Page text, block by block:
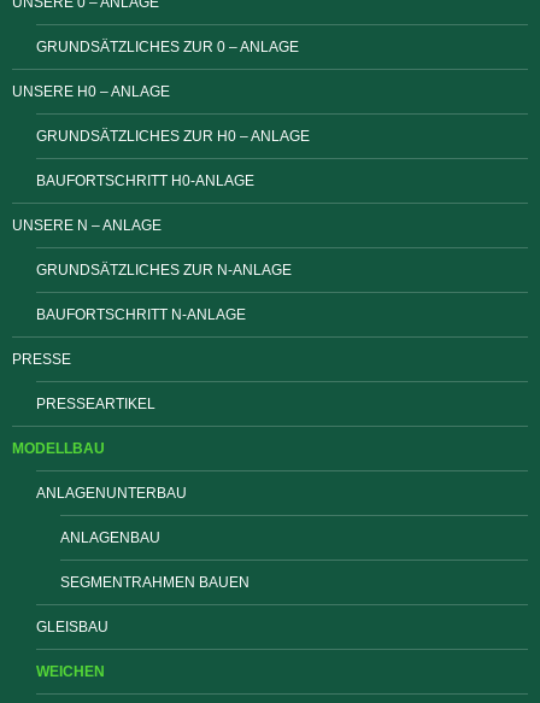
GRUNDSÄTZLICHES ZUR 0 – ANLAGE
UNSERE H0 – ANLAGE
GRUNDSÄTZLICHES ZUR H0 – ANLAGE
BAUFORTSCHRITT H0-ANLAGE
UNSERE N – ANLAGE
GRUNDSÄTZLICHES ZUR N-ANLAGE
BAUFORTSCHRITT N-ANLAGE
PRESSE
PRESSEARTIKEL
MODELLBAU
ANLAGENUNTERBAU
ANLAGENBAU
SEGMENTRAHMEN BAUEN
GLEISBAU
WEICHEN